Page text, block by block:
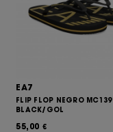
EA7
FLIP FLOP NEGRO MC139
BLACK/GOL
55,00 €